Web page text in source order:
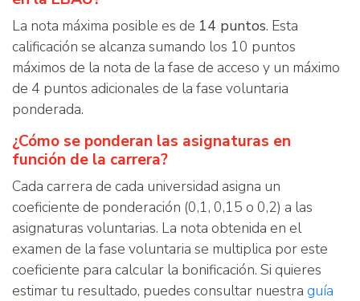
La nota máxima posible es de 14 puntos. Esta
calificación se alcanza sumando los 10 puntos
máximos de la nota de la fase de acceso y un máximo
de 4 puntos adicionales de la fase voluntaria
ponderada.
¿Cómo se ponderan las asignaturas en
función de la carrera?
Cada carrera de cada universidad asigna un
coeficiente de ponderación (0,1, 0,15 o 0,2) a las
asignaturas voluntarias. La nota obtenida en el
examen de la fase voluntaria se multiplica por este
coeficiente para calcular la bonificación. Si quieres
estimar tu resultado, puedes consultar nuestra guía